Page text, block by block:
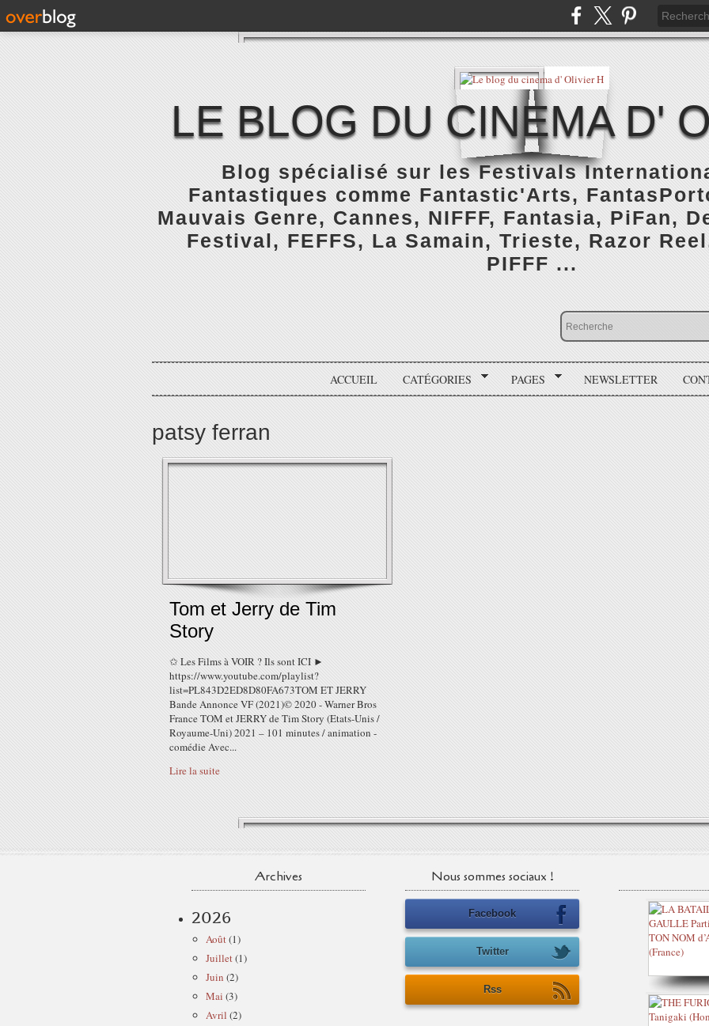
LE BLOG DU CINEMA D'
Blog spécialisé sur les Festivals
Fantastiques comme Fantastic'Arts,
Mauvais Genre, Cannes, NIFFF, Fantasia, PiFan,
Festival, FEFFS, La Samain, Trieste, Razor
PIFFF ...
ACCUEIL CATÉGORIES PAGES NEWSLETTER
patsy ferran
Tom et Jerry de Tim
Story
✩ Les Films à VOIR ? Ils sont ICI ►
https://www.youtube.com/playlist?
list=PL843D2ED8D80FA673TOM ET JERRY
Bande Annonce VF (2021)© 2020 - Warner Bros
France TOM et JERRY de Tim Story (Etats-Unis /
Royaume-Uni) 2021 – 101 minutes / animation -
comédie Avec...
Lire la suite
Archives
2026
Août(1)
Juillet(1)
Juin (2)
Mai (3)
Avril (2)
Nous sommes sociaux !
Facebook
Twitter
Rss